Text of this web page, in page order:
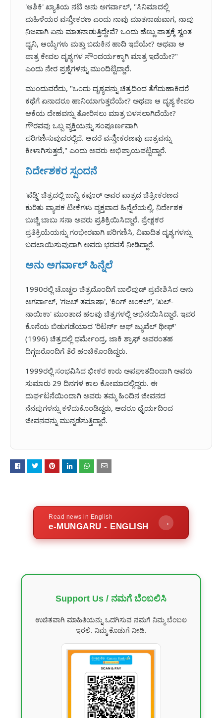
'ಆಶಿಕಿ' ಖ್ಯಾತಿಯ ನಟಿ ಅನು ಅಗರ್ವಾಲ್, "ಸಿನಿಮಾದಲ್ಲಿ
ಮಹಿಳೆಯರ ವಸ್ತುೀಕರಣ ಎಂದು ನಾವು ಮಾತನಾಡುವಾಗ, ನಾವು
ನಿಜವಾಗಿ ಏನು ಮಾತನಾಡುತ್ತಿದ್ದೇವೆ? ಒಂದು ಹೆಣ್ಣು ಪಾತ್ರಕ್ಕೆ ಸ್ವಂತ
ಧ್ವನಿ, ಆಯ್ಕೆಗಳು ಮತ್ತು ಬದುಕಿನ ಹಾದಿ ಇದೆಯೇ? ಅಥವಾ ಆ
ಪಾತ್ರ ಕೇವಲ ದೃಶ್ಯಗಳ ಸೌಂದರ್ಯಕ್ಕಾಗಿ ಮಾತ್ರ ಇದೆಯೇ?"
ಎಂದು ನೇರ ಪ್ರಶ್ನೆಗಳನ್ನು ಮುಂದಿಟ್ಟಿದ್ದಾರೆ.
ಮುಂದುವರೆದು, "ಒಂದು ದೃಶ್ಯವನ್ನು ಚಿತ್ರದಿಂದ ತೆಗೆದುಹಾಕಿದರೆ
ಕಥೆಗೆ ಏನಾದರೂ ಹಾನಿಯಾಗುತ್ತದೆಯೇ? ಅಥವಾ ಆ ದೃಶ್ಯ ಕೇವಲ
ಆಕೆಯ ದೇಹವನ್ನು ತೋರಿಸಲು ಮಾತ್ರ ಬಳಸಲಾಗಿದೆಯೇ?
ಗೌರವವು ಒಬ್ಬ ವ್ಯಕ್ತಿಯನ್ನು ಸಂಪೂರ್ಣವಾಗಿ
ಪರಿಗಣಿಸುವುದರಲ್ಲಿದೆ. ಆದರೆ ವಸ್ತುೀಕರಣವು ಪಾತ್ರವನ್ನು
ಕೀಳಾಗಿಸುತ್ತದೆ," ಎಂದು ಅವರು ಅಭಿಪ್ರಾಯಪಟ್ಟಿದ್ದಾರೆ.
ನಿರ್ದೇಶಕರ ಸ್ಪಂದನೆ
'ಪೆಡ್ಡಿ' ಚಿತ್ರದಲ್ಲಿ ಜಾನ್ವಿ ಕಪೂರ್ ಅವರ ಪಾತ್ರದ ಚಿತ್ರೀಕರಣದ
ಕುರಿತು ವ್ಯಾಪಕ ಟೀಕೆಗಳು ವ್ಯಕ್ತವಾದ ಹಿನ್ನೆಲೆಯಲ್ಲಿ, ನಿರ್ದೇಶಕ
ಬುಚ್ಚಿ ಬಾಬು ಸನಾ ಅವರು ಪ್ರತಿಕ್ರಿಯಿಸಿದ್ದಾರೆ. ಪ್ರೇಕ್ಷಕರ
ಪ್ರತಿಕ್ರಿಯೆಯನ್ನು ಗಂಭೀರವಾಗಿ ಪರಿಗಣಿಸಿ, ವಿವಾದಿತ ದೃಶ್ಯಗಳನ್ನು
ಬದಲಾಯಿಸುವುದಾಗಿ ಅವರು ಭರವಸೆ ನೀಡಿದ್ದಾರೆ.
ಅನು ಅಗರ್ವಾಲ್ ಹಿನ್ನೆಲೆ
1990ರಲ್ಲಿ ಚೊಚ್ಚಲ ಚಿತ್ರದೊಂದಿಗೆ ಬಾಲಿವುಡ್ ಪ್ರವೇಶಿಸಿದ ಅನು
ಅಗರ್ವಾಲ್, 'ಗಜಬ್ ತಮಾಷಾ', 'ಕಿಂಗ್ ಅಂಕಲ್', 'ಖಲ್-
ನಾಯಿಕಾ' ಮುಂತಾದ ಹಲವು ಚಿತ್ರಗಳಲ್ಲಿ ಅಭಿನಯಿಸಿದ್ದಾರೆ. ಇವರ
ಕೊನೆಯ ಬಿಡುಗಡೆಯಾದ 'ರಿಟರ್ನ್ ಆಫ್ ಜ್ಯುವೆಲ್ ಥೀಫ್'
(1996) ಚಿತ್ರದಲ್ಲಿ ಧರ್ಮೇಂದ್ರ, ಜಾಕಿ ಶ್ರಾಫ್ ಅವರಂತಹ
ದಿಗ್ಗಜರೊಂದಿಗೆ ತೆರೆ ಹಂಚಿಕೊಂಡಿದ್ದರು.
1999ರಲ್ಲಿ ಸಂಭವಿಸಿದ ಭೀಕರ ಕಾರು ಅಪಘಾತದಿಂದಾಗಿ ಅವರು
ಸುಮಾರು 29 ದಿನಗಳ ಕಾಲ ಕೋಮಾದಲ್ಲಿದ್ದರು. ಈ
ದುರ್ಘಟನೆಯಿಂದಾಗಿ ಅವರು ತಮ್ಮ ಹಿಂದಿನ ಜೀವನದ
ನೆನಪುಗಳನ್ನು ಕಳೆದುಕೊಂಡಿದ್ದರು, ಆದರೂ ಧೈರ್ಯದಿಂದ
ಜೀವನವನ್ನು ಮುನ್ನಡೆಸುತ್ತಿದ್ದಾರೆ.
Read news in English
e-MUNGARU - ENGLISH →
Support Us / ನಮಗೆ ಬೆಂಬಲಿಸಿ
ಉಚಿತವಾಗಿ ಮಾಹಿತಿಯನ್ನು ಒದಗಿಸುವ ನಮಗೆ ನಿಮ್ಮ ಬೆಂಬಲ
ಇರಲಿ. ನಿಮ್ಮ ಕೊಡುಗೆ ನೀಡಿ.